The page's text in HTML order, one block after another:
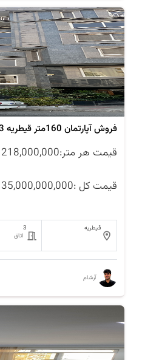
فروش آپارتمان 160متر قیطریه 3خواب
قیمت هر متر:218,000,000
قیمت کل :35,000,000,000
قیطریه
3
اتاق
آرشام